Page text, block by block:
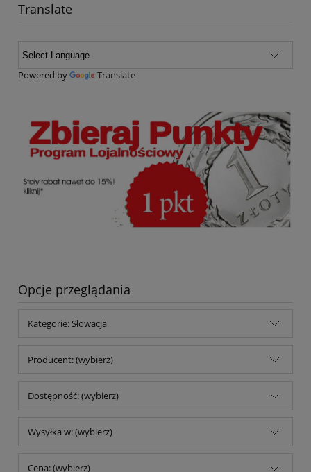
Translate
Powered by Translate
Opcje przeglądania
Kategorie: Słowacja
Producent: (wybierz)
Dostępność: (wybierz)
Wysyłka w: (wybierz)
Cena: (wybierz)